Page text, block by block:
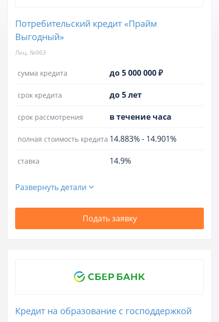
Потребительский кредит «Прайм
Выгодный»
Лиц. №963
сумма кредита до 5 000 000 ₽
срок кредита до 5 лет
срок рассмотрения в течение часа
полная стоимость кредита 14.883%- 14.901%
ставка 14.9%
Развернуть детали
Подать заявку
Кредит на образование с господдержкой